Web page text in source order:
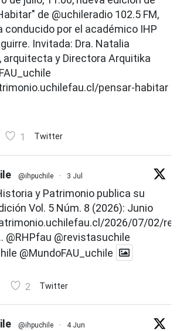
de @uchileradio 102.5 FM,
conducido por el académico IHP
Invitada: Dra. Natalia
arquitecta y Directora Arquitika
pensar-habitar
1 Twitter
@ihpuchile · 3 Jul
y Patrimonio publica su
Vol. 5 Núm. 8 (2026): Junio
2026/07/02/
@RHPfau @revistasuchile
@MundoFAU_uchile
2 Twitter
@ihpuchile · 4 Jun